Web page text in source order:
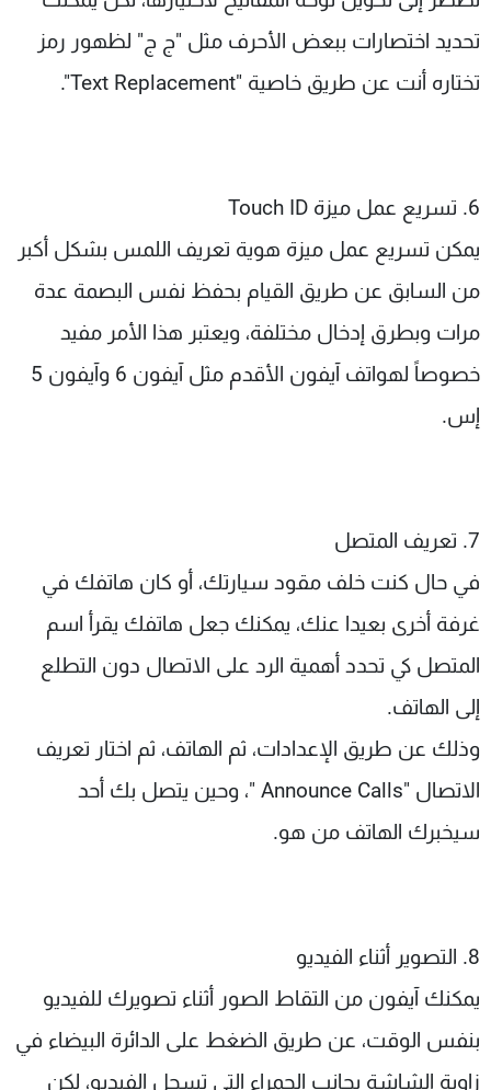
تحديد اختصارات ببعض الأحرف مثل "ج ج" لظهور رمز
تختاره أنت عن طريق خاصية "Text Replacement".
6. تسريع عمل ميزة Touch ID
يمكن تسريع عمل ميزة هوية تعريف اللمس بشكل أكبر
من السابق عن طريق القيام بحفظ نفس البصمة عدة
مرات وبطرق إدخال مختلفة، ويعتبر هذا الأمر مفيد
خصوصاً لهواتف آيفون الأقدم مثل آيفون 6 وآيفون 5
إس.
7. تعريف المتصل
في حال كنت خلف مقود سيارتك، أو كان هاتفك في
غرفة أخرى بعيدا عنك، يمكنك جعل هاتفك يقرأ اسم
المتصل كي تحدد أهمية الرد على الاتصال دون التطلع
إلى الهاتف.
وذلك عن طريق الإعدادات، ثم الهاتف، ثم اختار تعريف
الاتصال "Announce Calls "، وحين يتصل بك أحد
سيخبرك الهاتف من هو.
8. التصوير أثناء الفيديو
يمكنك آيفون من التقاط الصور أثناء تصويرك للفيديو
بنفس الوقت، عن طريق الضغط على الدائرة البيضاء في
زاوية الشاشة بجانب الحمراء التي تسجل الفيديو، لكن